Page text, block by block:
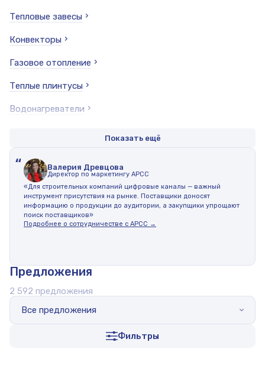
Тепловые завесы
Конвекторы
Газовое отопление
Теплые плинтусы
Водонагреватели
Нагреватели воздуха
Печи для бань и саун
Датчики температуры
Воздухоотводчики
Монтажные комплекты
Другое
контроллер для воздушно-отопительных агрегатов
Показать ещё
“ Валерия Древцова
Директор по маркетингу АРСС
«Для строительных компаний цифровые каналы — важный
инструмент присутствия на рынке. Поставщики доносят
информацию о продукции до аудитории, а закупщики упрощают
поиск поставщиков»
Подробнее о сотрудничестве с АРСС →
Предложения
Все предложения
Фильтры
2 592 предложения